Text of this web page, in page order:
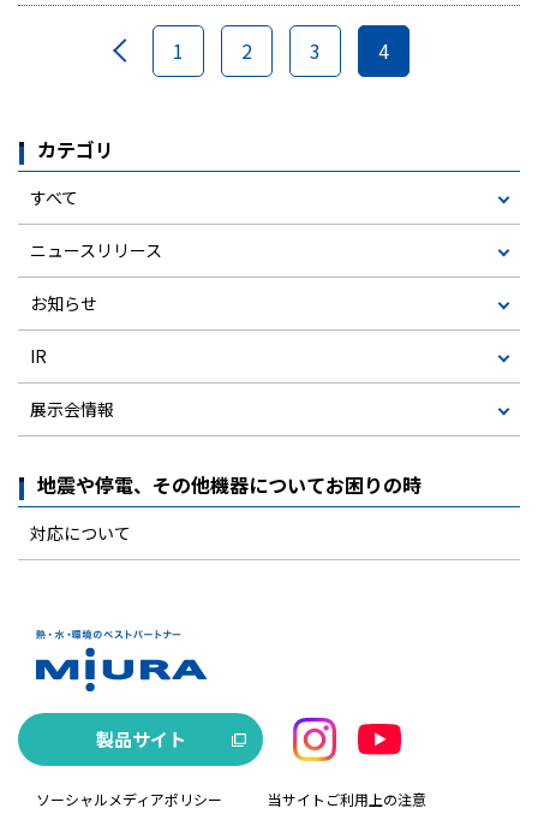
1 2 3 4
カテゴリ
すべて
ニュースリリース
お知らせ
IR
展示会情報
地震や停電、その他機器についてお困りの時
対応について
製品サイト
ソーシャルメディアポリシー 当サイトご利用上の注意